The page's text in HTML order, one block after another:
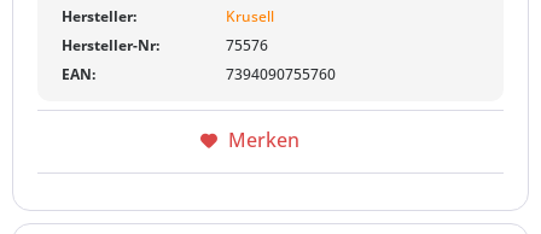
Hersteller:
Krusell
Hersteller-Nr:
75576
EAN:
7394090755760
Merken